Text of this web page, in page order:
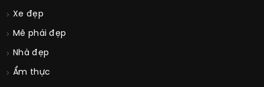
Xe đẹp
Mê phái đẹp
Nhà đẹp
Ẩm thực